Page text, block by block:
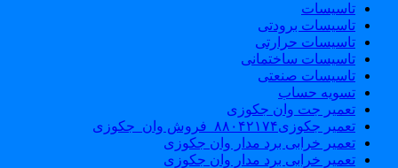
تاسیسات
تاسیسات برودتی
تاسیسات حرارتی
تاسیسات ساختمانی
تاسیسات صنعتی
تسویه حساب
تعمیر جت وان جکوزی
تعمیر جکوزی۸۸۰۴۲۱۷۴_فروش وان_جکوزی
تعمیر خرابی برد مدار وان جکوزی
تعمیر خرابی برد مدار وان جکوزی